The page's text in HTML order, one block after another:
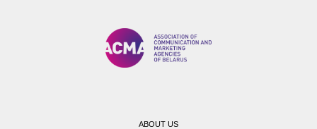
ABOUT US